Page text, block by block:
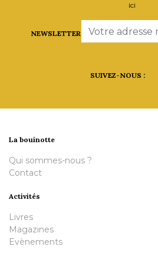
ici
NEWSLETTER
Email
SUIVEZ-NOUS :
La bouinotte
Qui sommes-nous ?
Contact
Activités
Livres
Magazines
Evènements